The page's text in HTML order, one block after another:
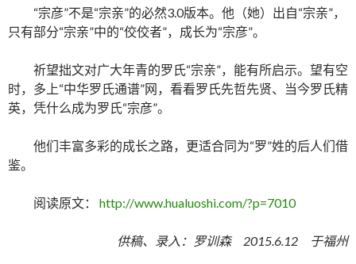
“宗彦”不是“宗亲”的必然3.0版本。他（她）出自“宗亲”，
只有部分“宗亲”中的“佼佼者”，成长为“宗彦”。
祈望拙文对广大年青的罗氏“宗亲”，能有所启示。望有空
时，多上“中华罗氏通谱”网，看看罗氏先哲先贤、当今罗氏精
英，凭什么成为罗氏“宗彦”。
他们丰富多彩的成长之路，更适合同为“罗”姓的后人们借
鉴。
阅读原文： http://www.hualuoshi.com/?p=7010
供稿、录入：罗训森 2015.6.12 于福州